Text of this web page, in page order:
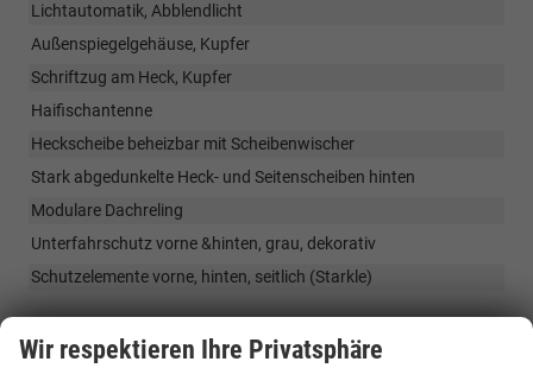
Lichtautomatik, Abblendlicht
Außenspiegelgehäuse, Kupfer
Schriftzug am Heck, Kupfer
Haifischantenne
Heckscheibe beheizbar mit Scheibenwischer
Stark abgedunkelte Heck- und Seitenscheiben hinten
Modulare Dachreling
Unterfahrschutz vorne &hinten, grau, dekorativ
Schutzelemente vorne, hinten, seitlich (Starkle)
Räder & Technik
Wir respektieren Ihre Privatsphäre